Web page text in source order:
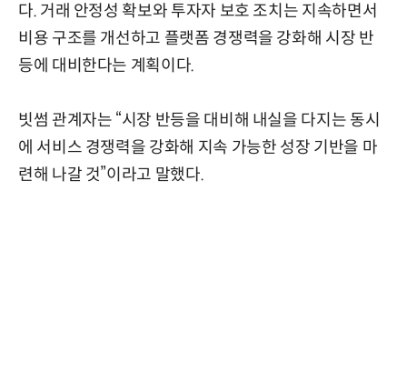
다. 거래 안정성 확보와 투자자 보호 조치는 지속하면서
비용 구조를 개선하고 플랫폼 경쟁력을 강화해 시장 반
등에 대비한다는 계획이다.
빗썸 관계자는 “시장 반등을 대비해 내실을 다지는 동시
에 서비스 경쟁력을 강화해 지속 가능한 성장 기반을 마
련해 나갈 것”이라고 말했다.